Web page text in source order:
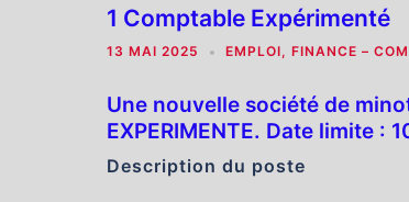
1 Comptable Expérimenté
13 MAI 2025 EMPLOI, FINANCE –
Une nouvelle société de
EXPERIMENTE. Date limite :
Description du poste